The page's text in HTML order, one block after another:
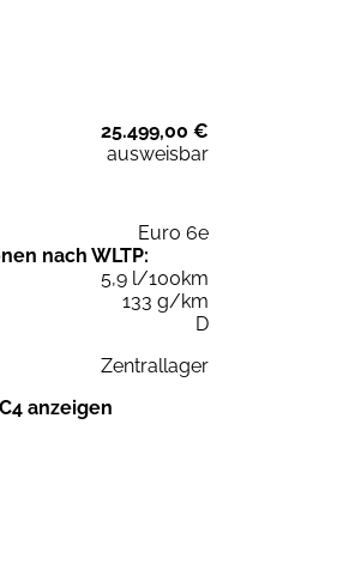
25.499,00 €
ausweisbar
Euro 6e
nach WLTP:
5,9 l/100km
133 g/km
D
Zentrallager
anzeigen